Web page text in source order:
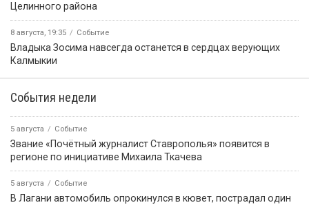
Целинного района
8 августа, 19:35 Событие
Владыка Зосима навсегда останется в сердцах верующих
Калмыкии
События недели
5 августа Событие
Звание «Почётный журналист Ставрополья» появится в
регионе по инициативе Михаила Ткачева
5 августа Событие
В Лагани автомобиль опрокинулся в кювет, пострадал один